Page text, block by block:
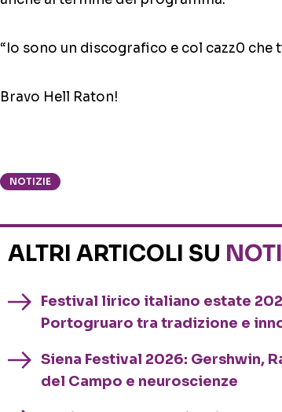
“Io sono un discografico e col cazz0 che
Bravo Hell Raton!
NOTIZIE
ALTRI ARTICOLI SU
Festival lirico italiano estate
Portogruaro tra tradizione e
Siena Festival 2026: Gershwin,
del Campo e neuroscienze